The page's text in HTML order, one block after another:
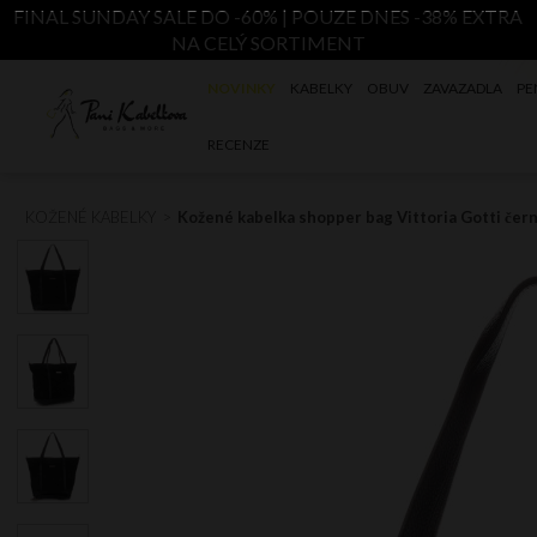
FINAL SUNDAY SALE DO -60% | POUZE DNES -38% EXTRA
NA CELÝ SORTIMENT
NOVINKY KABELKY OBUV ZAVAZADLA
RECENZE